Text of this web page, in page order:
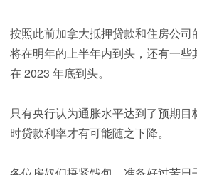
按照此前加拿大抵押贷款和住房公
将在明年的上半年内到头，还有一
在 2023 年底到头。
只有央行认为通胀水平达到了预期
时贷款利率才有可能随之下降。